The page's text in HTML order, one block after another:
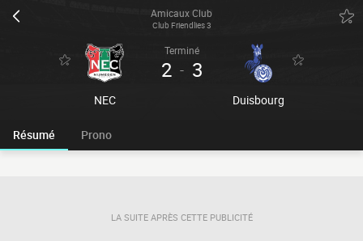
Amicaux Club
Club Friendlies 3
NEC
Terminé
2 - 3
Duisbourg
Résumé Prono
LA SUITE APRÈS CETTE PUBLICITÉ